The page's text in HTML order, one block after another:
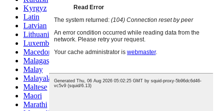
Kyrgyz
Latin
Latvian
Lithuanian
Luxembou..
Macedonian
Malagasy
Malay
Malayalam
Maltese
Maori
Marathi